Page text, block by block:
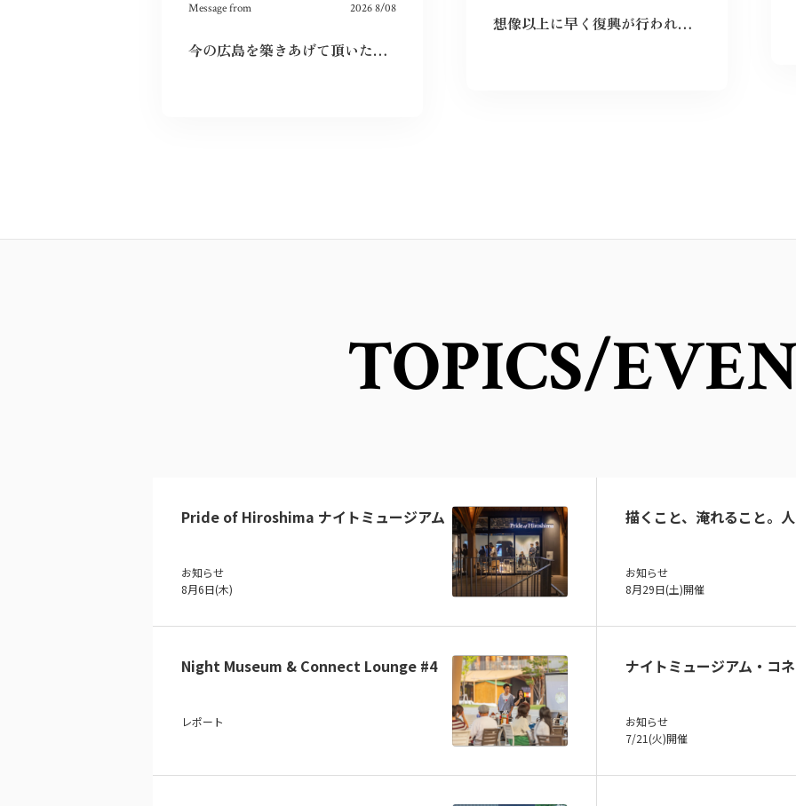
Message from 2026 8/08
今の広島を築きあげて頂いた先祖に感謝しつつ、僕達若い世代でこの広島を継承していきたいと、強く思いました。
想像以上に早く復興が行われており、その意識の高さに感動しました。私も平和をこれからも当たり前にするために出来ることをしていこうと思います。
TOPICS/
Pride of Hiroshima ナイトミュージアム
お知らせ
8月6日(木)
描くこと、淹れること。
お知らせ
8月29日(土)開催
Night Museum & Connect Lounge #4
レポート
ナイトミュージアム・コ
お知らせ
7/21(火)開催